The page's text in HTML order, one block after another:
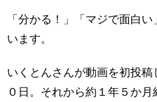
「分かる！」「マジで面白
います。
いくとんさんが動画を初投
０日。それから約１年５か